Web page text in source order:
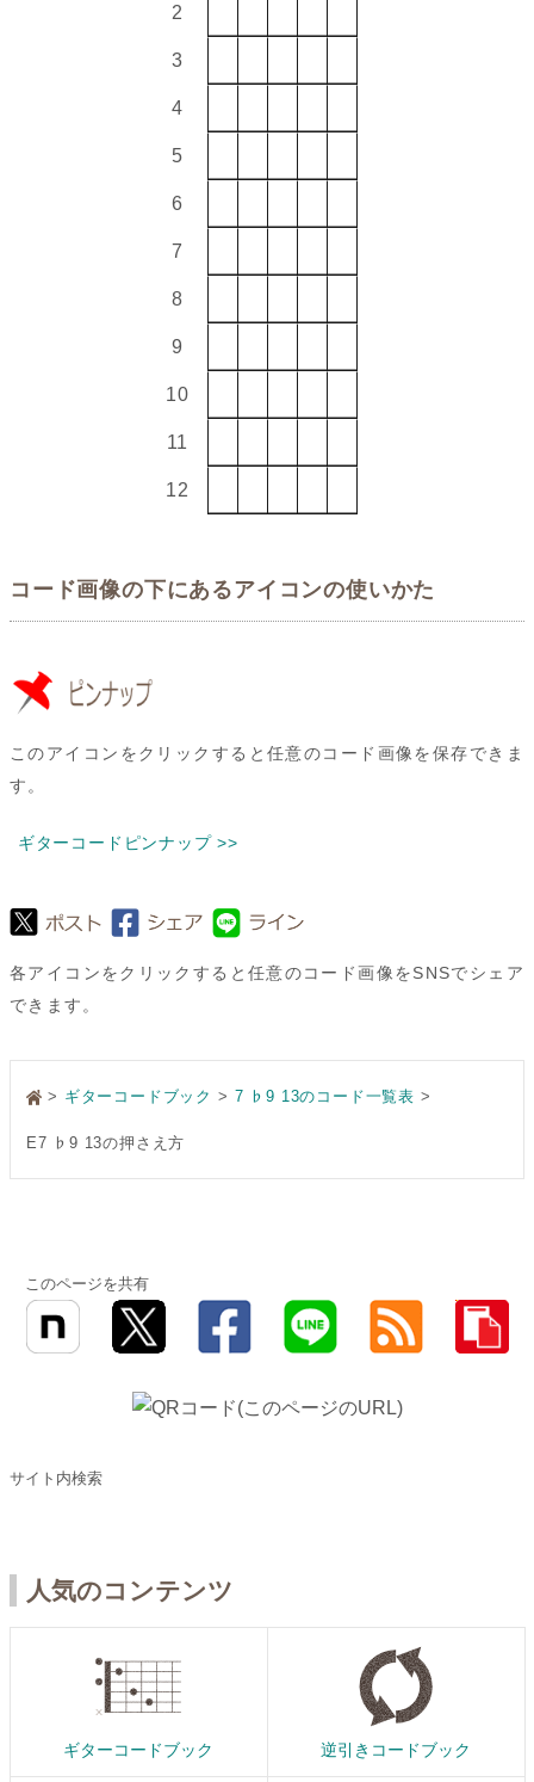
2
3
4
5
6
7
8
9
10
11
12
コード画像の下にあるアイコンの使いかた
このアイコンをクリックすると任意のコード画像を保存できま
す。
ギターコードピンナップ >>
各アイコンをクリックすると任意のコード画像をSNSでシェア
できます。
> ギターコードブック 7 ♭9 13のコード一覧表
E7 ♭9 13の押さえ方
このページを共有
サイト内検索
人気のコンテンツ
ギターコードブック 逆引きコードブック